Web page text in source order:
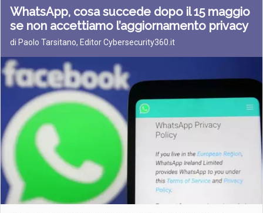
WhatsApp, cosa succede dopo il 15 maggio
se non accettiamo l’aggiornamento privacy
di Paolo Tarsitano, Editor Cybersecurity360.it